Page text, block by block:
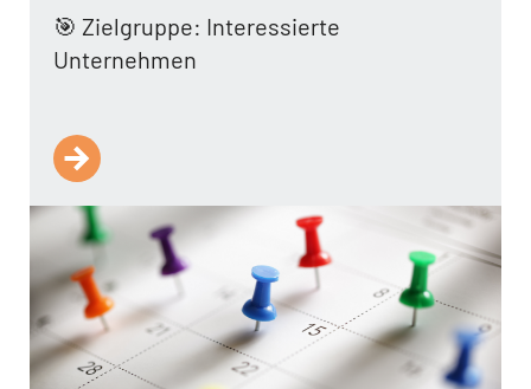
🎯 Zielgruppe: Interessierte
Unternehmen